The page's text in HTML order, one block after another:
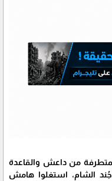
من داعش والقاعدة
الشام، استغلوا هامش